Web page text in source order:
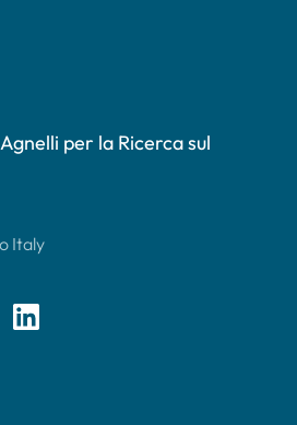
per la Ricerca sul
Italy